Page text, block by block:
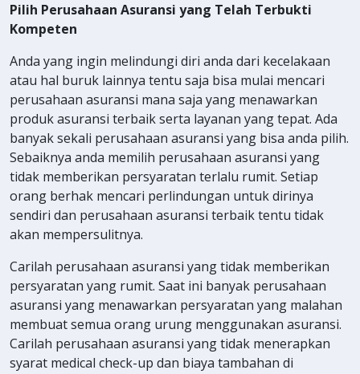
Pilih Perusahaan Asuransi yang Telah Terbukti
Kompeten
Anda yang ingin melindungi diri anda dari kecelakaan
atau hal buruk lainnya tentu saja bisa mulai mencari
perusahaan asuransi mana saja yang menawarkan
produk asuransi terbaik serta layanan yang tepat. Ada
banyak sekali perusahaan asuransi yang bisa anda pilih.
Sebaiknya anda memilih perusahaan asuransi yang
tidak memberikan persyaratan terlalu rumit. Setiap
orang berhak mencari perlindungan untuk dirinya
sendiri dan perusahaan asuransi terbaik tentu tidak
akan mempersulitnya.
Carilah perusahaan asuransi yang tidak memberikan
persyaratan yang rumit. Saat ini banyak perusahaan
asuransi yang menawarkan persyaratan yang malahan
membuat semua orang urung menggunakan asuransi.
Carilah perusahaan asuransi yang tidak menerapkan
syarat medical check-up dan biaya tambahan di